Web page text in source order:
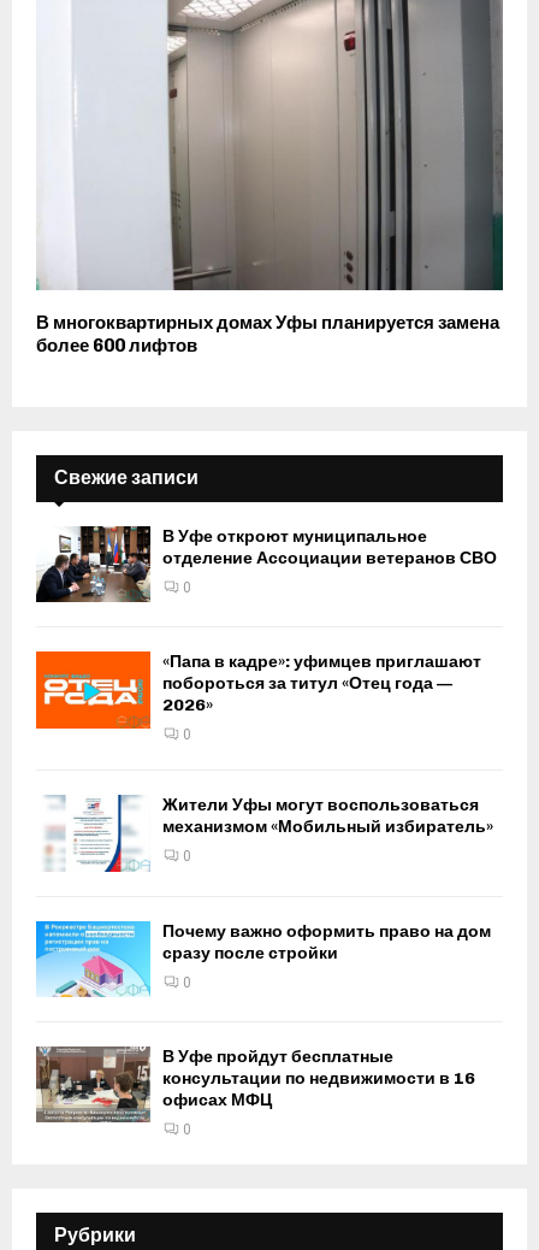
В многоквартирных домах Уфы планируется замена
более 600 лифтов
Свежие записи
В Уфе откроют муниципальное
отделение Ассоциации ветеранов СВО
0
«Папа в кадре»: уфимцев приглашают
побороться за титул «Отец года —
2026»
0
Жители Уфы могут воспользоваться
механизмом «Мобильный избиратель»
0
Почему важно оформить право на дом
сразу после стройки
0
В Уфе пройдут бесплатные
консультации по недвижимости в 16
офисах МФЦ
0
Рубрики